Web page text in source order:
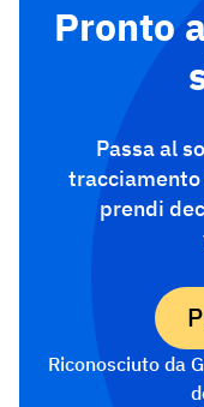
Pronto
Passa al
tracciamento
prendi
Riconosciuto da